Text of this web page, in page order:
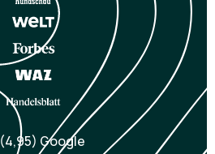
(4,95) Google